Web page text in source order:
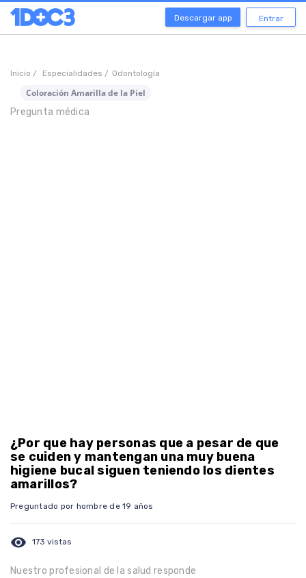
Descargar app Entrar
Inicio / Especialidades / Odontología
Coloración Amarilla de la Piel
Pregunta médica
¿Por que hay personas que a pesar de que
se cuiden y mantengan una muy buena
higiene bucal siguen teniendo los dientes
amarillos?
Preguntado por hombre de 19 años
visibility 173 vistas
Nuestro profesional de la salud responde